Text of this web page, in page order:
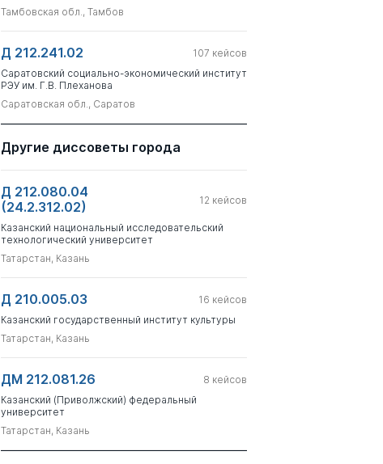
Тамбовская обл., Тамбов
Д 212.241.02 107 кейсов
Саратовский социально-экономический институт
РЭУ им. Г.В. Плеханова
Саратовская обл., Саратов
Другие диссоветы города
Д 212.080.04
(24.2.312.02)
12 кейсов
Казанский национальный исследовательский
технологический университет
Татарстан, Казань
Д 210.005.03 16 кейсов
Казанский государственный институт культуры
Татарстан, Казань
ДМ 212.081.26 8 кейсов
Казанский (Приволжский) федеральный
университет
Татарстан, Казань